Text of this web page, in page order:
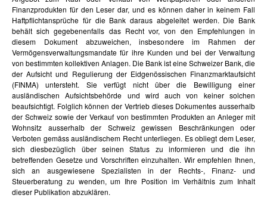
Finanzprodukten für den Leser dar, und es können daher in keinem Fall
Haftpflichtansprüche für die Bank daraus abgeleitet werden. Die Bank
behält sich gegebenenfalls das Recht vor, von den Empfehlungen in
diesem Dokument abzuweichen, insbesondere im Rahmen der
Vermögensverwaltungsmandate für ihre Kunden und bei der Verwaltung
von bestimmten kollektiven Anlagen. Die Bank ist eine Schweizer Bank, die
der Aufsicht und Regulierung der Eidgenössischen Finanzmarktaufsicht
(FINMA) untersteht. Sie verfügt nicht über die Bewilligung einer
ausländischen Aufsichtsbehörde und wird auch von keiner solchen
beaufsichtigt. Folglich können der Vertrieb dieses Dokumentes ausserhalb
der Schweiz sowie der Verkauf von bestimmten Produkten an Anleger mit
Wohnsitz ausserhalb der Schweiz gewissen Beschränkungen oder
Verboten gemäss ausländischem Recht unterliegen. Es obliegt dem Leser,
sich diesbezüglich über seinen Status zu informieren und die ihn
betreffenden Gesetze und Vorschriften einzuhalten. Wir empfehlen Ihnen,
sich an ausgewiesene Spezialisten in der Rechts-, Finanz- und
Steuerberatung zu wenden, um Ihre Position im Verhältnis zum Inhalt
dieser Publikation abzuklären.